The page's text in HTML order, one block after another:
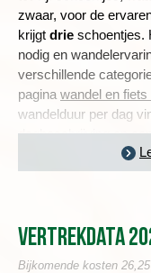
zwaar, voor de
krijgt drie schoentjes.
nodig en
verschillende
pagina wandel en
wandelduur per dag
dagbeschrijving en
de
Vertrekdata
Bijkomende kosten